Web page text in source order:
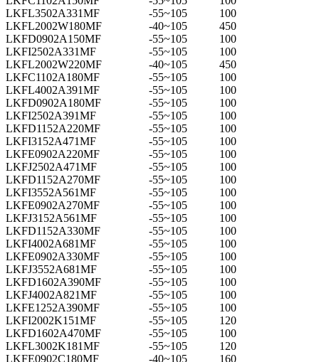
LKFL3502A331MF
-55~105
100
LKFL2002W180MF
-40~105
450
LKFD0902A150MF
-55~105
100
LKFI2502A331MF
-55~105
100
LKFL2002W220MF
-40~105
450
LKFC1102A180MF
-55~105
100
LKFL4002A391MF
-55~105
100
LKFD0902A180MF
-55~105
100
LKFI2502A391MF
-55~105
100
LKFD1152A220MF
-55~105
100
LKFI3152A471MF
-55~105
100
LKFE0902A220MF
-55~105
100
LKFJ2502A471MF
-55~105
100
LKFD1152A270MF
-55~105
100
LKFI3552A561MF
-55~105
100
LKFE0902A270MF
-55~105
100
LKFJ3152A561MF
-55~105
100
LKFD1152A330MF
-55~105
100
LKFI4002A681MF
-55~105
100
LKFE0902A330MF
-55~105
100
LKFJ3552A681MF
-55~105
100
LKFD1602A390MF
-55~105
100
LKFJ4002A821MF
-55~105
100
LKFE1252A390MF
-55~105
100
LKFI2002K151MF
-55~105
120
LKFD1602A470MF
-55~105
100
LKFL3002K181MF
-55~105
120
LKFE0902C180MF
-40~105
160